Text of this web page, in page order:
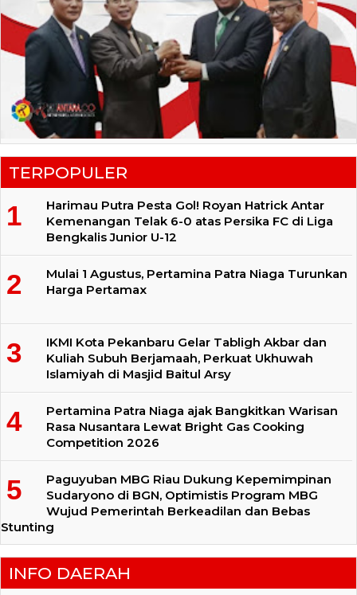
TERPOPULER
Harimau Putra Pesta Gol! Royan Hatrick Antar
Kemenangan Telak 6-0 atas Persika FC di Liga
Bengkalis Junior U-12
Mulai 1 Agustus, Pertamina Patra Niaga Turunkan
Harga Pertamax
IKMI Kota Pekanbaru Gelar Tabligh Akbar dan
Kuliah Subuh Berjamaah, Perkuat Ukhuwah
Islamiyah di Masjid Baitul Arsy
Pertamina Patra Niaga ajak Bangkitkan Warisan
Rasa Nusantara Lewat Bright Gas Cooking
Competition 2026
Paguyuban MBG Riau Dukung Kepemimpinan
Sudaryono di BGN, Optimistis Program MBG
Wujud Pemerintah Berkeadilan dan Bebas
Stunting
INFO DAERAH